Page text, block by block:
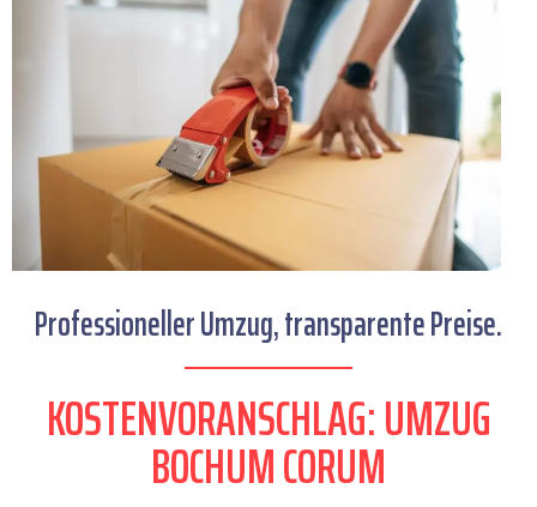
Professioneller Umzug, transparente Preise.
KOSTENVORANSCHLAG: UMZUG
BOCHUM CORUM